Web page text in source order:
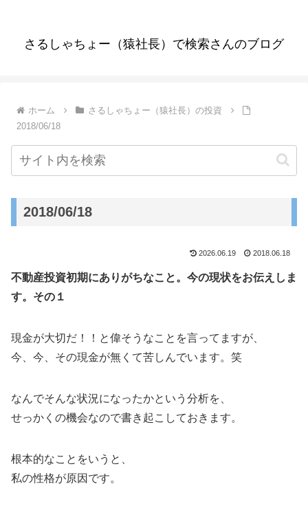
さるしゃちょー（猿社長）で検索さんのブログ
ホーム
さるしゃちょー（猿社長）の投資
2018/06/18
2018/06/18
2026.06.19 2018.06.18
不動産投資初期にありがちなこと。今の現状をお伝えしま
す。その１
現金が大切だ！！と偉そうなことを言ってますが、
今、今、その現金が無くて苦しんでいます。笑
なんでそんな状況になったかという分析を、
せっかくの機会なので書き起こしておきます。
根本的なことをいうと、
私の性格が原因です。